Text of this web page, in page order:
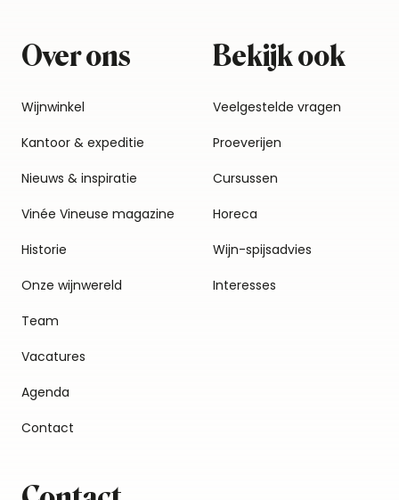
Over ons
Wijnwinkel
Kantoor & expeditie
Nieuws & inspiratie
Vinée Vineuse magazine
Historie
Onze wijnwereld
Team
Vacatures
Agenda
Contact
Bekijk ook
Veelgestelde vragen
Proeverijen
Cursussen
Horeca
Wijn-spijsadvies
Interesses